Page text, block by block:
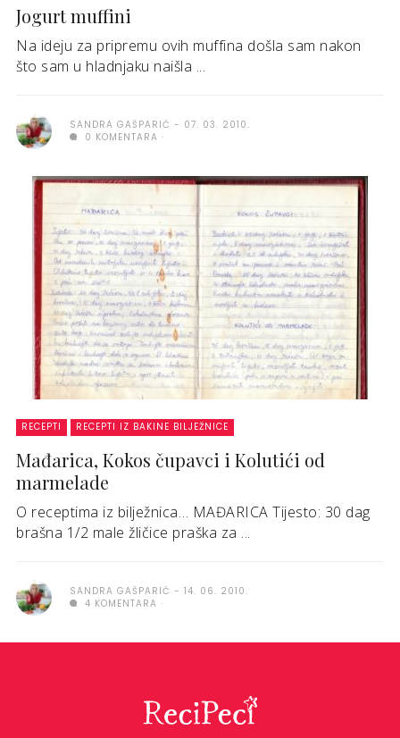
Jogurt muffini
Na ideju za pripremu ovih muffina došla sam nakon
što sam u hladnjaku naišla ...
SANDRA GAŠPARIĆ
07. 03. 2010.
0 KOMENTARA
RECEPTI RECEPTI IZ BAKINE BILJEŽNICE
Mađarica, Kokos čupavci i Kolutići od
marmelade
O receptima iz bilježnica… MAĐARICA Tijesto: 30 dag
brašna 1/2 male žličice praška za ...
SANDRA GAŠPARIĆ
14. 06. 2010.
4 KOMENTARA